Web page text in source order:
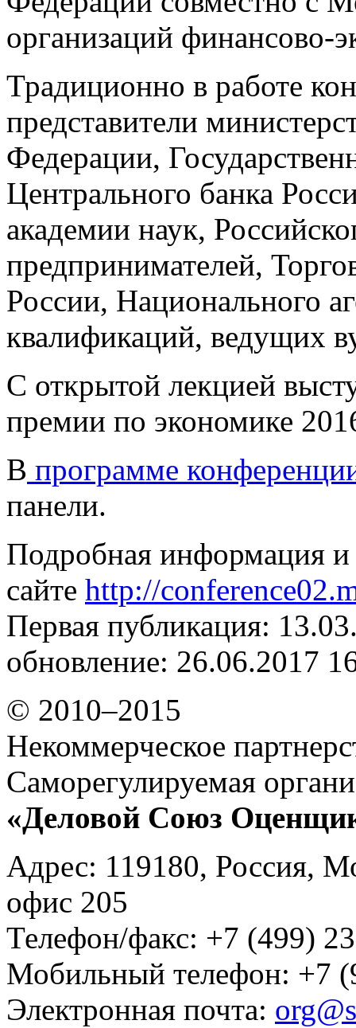
организаций финансово-
Традиционно в работе
представители
Федерации,
Центрального банка
академии наук,
предпринимателей,
России, Национального
квалификаций, ведущих
С открытой лекцией
премии по экономике
В программе
панели.
Подробная информация и
сайте http://
Первая публикация:
обновление: 26.06.2017
© 2010–2015
Некоммерческое
Саморегулируемая
«Деловой Союз
Адрес: 119180, Россия,
офис 205
Телефон/факс: +7 (499)
Мобильный телефон: +7
Электронная почта: